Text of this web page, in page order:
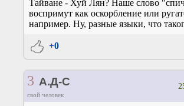
Тайване - Хуй Лян? Наше слово
воспримут как оскорбление или
например. Ну, разные языки, что
+0
3 А.Д-С
свой человек